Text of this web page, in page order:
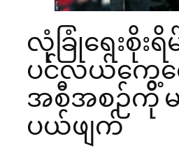
လုံခြုံရေးစိုးရိ
ပင်လယ်ကွေ့
အစီအစဉ်ကို
ပယ်ဖျက်